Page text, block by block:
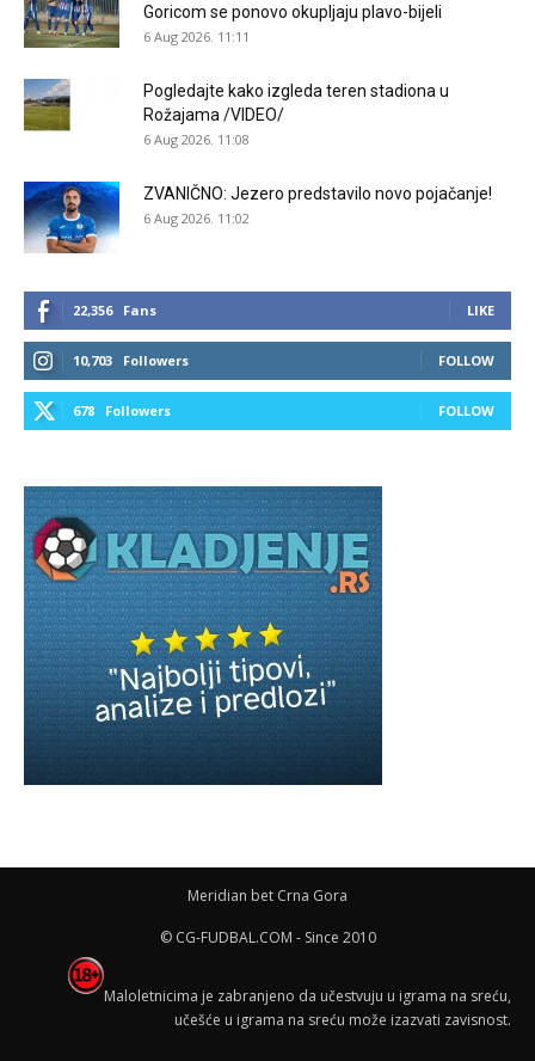
Goricom se ponovo okupljaju plavo-bijeli
6 Aug 2026. 11:11
Pogledajte kako izgleda teren stadiona u
Rožajama /VIDEO/
6 Aug 2026. 11:08
ZVANIČNO: Jezero predstavilo novo pojačanje!
6 Aug 2026. 11:02
22,356 Fans LIKE
10,703 Followers FOLLOW
678 Followers FOLLOW
Meridian bet Crna Gora
© CG-FUDBAL.COM - Since 2010
Maloletnicima je zabranjeno da učestvuju u igrama na sreću,
učešće u igrama na sreću može izazvati zavisnost.